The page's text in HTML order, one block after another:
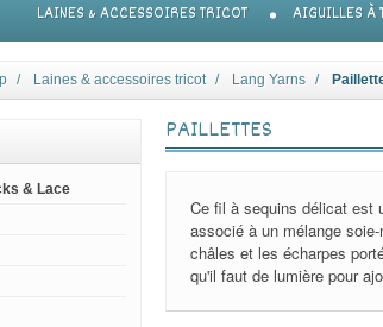
LAINES & ACCESSOIRES TRICOT AIGUILLES À
Laines & accessoires tricot Lang Yarns
& Lace
PAILLETTES
Ce fil à sequins délicat est
associé à un mélange
châles et les écharpes
qu'il faut de lumière pour